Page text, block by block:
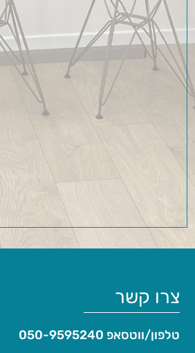
צרו קשר
טלפון/ווטסאפ 050-9595240